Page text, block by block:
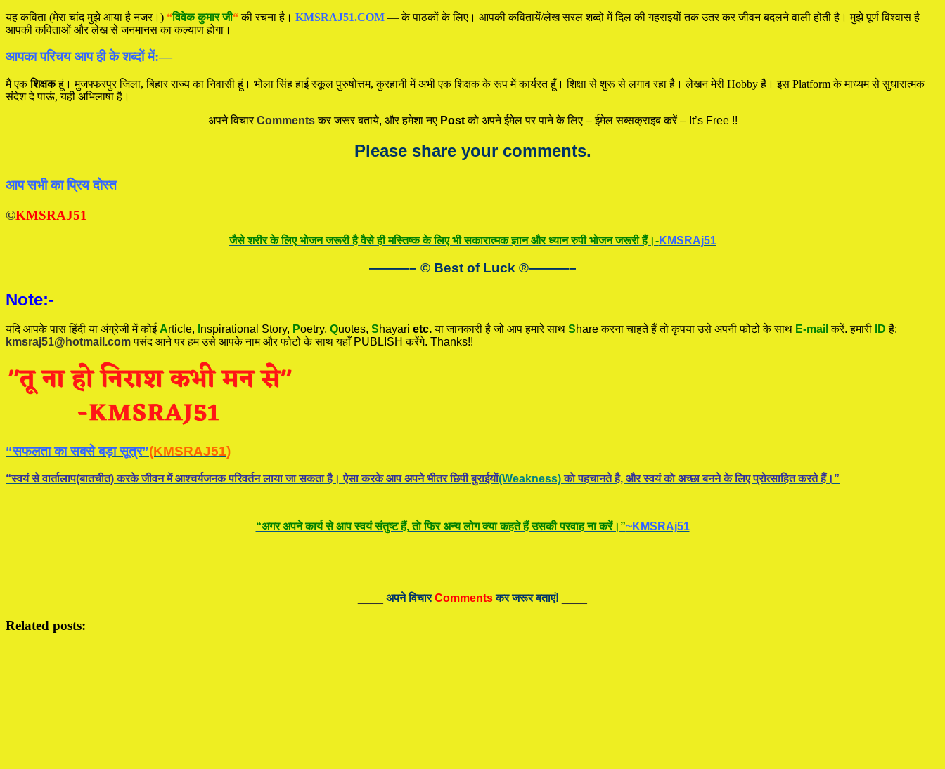
यह कविता (मेरा चांद मुझे आया है नजर।) “विवेक कुमार जी“की रचना है। KMSRAJ51.COM — के पाठकों के लिए। आपकी कवितायें/लेख सरल शब्दो में दिल की गहराइयों तक उतर कर जीवन बदलने वाली होती है। मुझे पूर्ण विश्वास है
आपकी कविताओं और लेख से जनमानस का कल्याण होगा।
आपका परिचय आप ही के शब्दों में:—
मैं एकशिक्षकहूं। मुजफ्फरपुर जिला, बिहार राज्य का निवासी हूं। भोला सिंह हाई स्कूल पुरुषोत्तम, कुरहानी में अभी एक शिक्षक के रूप में कार्यरत हूँ। शिक्षा से शुरू से लगाव रहा है। लेखन मेरी Hobby है। इस Platform के माध्यम से सुधारात्मक
संदेश दे पाऊं, यही अभिलाषा है।
अपने विचारCommentsकर जरूर बताये, और हमेशा नए Postको अपने ईमेल पर पाने के लिए – ईमेल सब्सक्राइब करें – It’s Free !!
Please share your comments.
आप सभी का प्रिय दोस्त
©KMSRAJ51
जैसे शरीर के लिए भोजन जरूरी है वैसे ही मस्तिष्क के लिए भी सकारात्मक ज्ञान और ध्यान रुपी भोजन जरूरी हैं।-KMSRAj51
———– © Best of Luck ®———–
Note:-
यदि आपके पास हिंदी या अंग्रेजी में कोईArticle, nspirational Story, Poetry, Quotes, Shayari etc.या जानकारी है जो आप हमारे साथ Share करना चाहते हैं तो कृपया उसे अपनी फोटो के साथ E-mail करें. हमारी IDहै:
kmsraj51@hotmail.comपसंद आने पर हम उसे आपके नाम और फोटो के साथ यहाँ PUBLISH करेंगे. Thanks!!
“सफलता का सबसे बड़ा सूत्र”(KMSRAJ51)
“स्वयं से वार्तालाप(बातचीत) करके जीवन में आश्चर्यजनक परिवर्तन लाया जा सकता है। ऐसा करके आप अपने भीतर छिपी बुराईयाें(Weakness)काे पहचानते है, और स्वयं काे अच्छा बनने के लिए प्रोत्साहित करते हैं।”
“अगर अपने कार्य से आप स्वयं संतुष्ट हैं, ताे फिर अन्य लोग क्या कहते हैं उसकी परवाह ना करें।”~KMSRAj51
अपने विचारCommentsकर जरूर बताएं!
Related posts: